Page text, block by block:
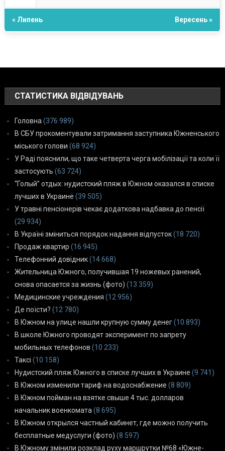
« Липень Вересень »
СТАТИСТИКА ВІДВІДУВАНЬ
Головна (376 989)
В СБУ прокоментували затримання заступника Южненського
міського голови (68 924)
У Раді пояснили, що таке четверта черга мобілізації та коли її
застосують (63 724)
“Голый” отдых: нудистский пляж в Южном оказался в списке
лучших в Украине (39 505)
У травні пенсіонерів чекає додаткова надбавка до пенсії
(29 934)
В Україні зміниться порядок надання відпусток(18 720)
Продаж квартир (16 945)
Телефонний довідник(14 668)
Жительница Южного, получившая 19 ножевых ранений,
снова опасается за жизнь (фото) (13 359)
Медицинские учреждения (12 956)
Де поїсти? (12 780)
В Южном на улице нашли крупную сумму денег(10 893)
В школе Южного проводят эксперимент по запрету
мобильных телефонов (10 233)
Таксі (10 158)
Нудистский пляж Южного в списке лучших в Украине (9 741)
В Южном изменили тариф на водоснабжение (8 809)
В Южном пойман на взятке свыше 4 тыс. долларов
начальник военкомата (8 695)
В Южном открылся частный кабинет, где можно получить
бесплатные медуслуги (фото) (8 597)
В Южному змінили розклад руху маршрутки №68 «Южне-